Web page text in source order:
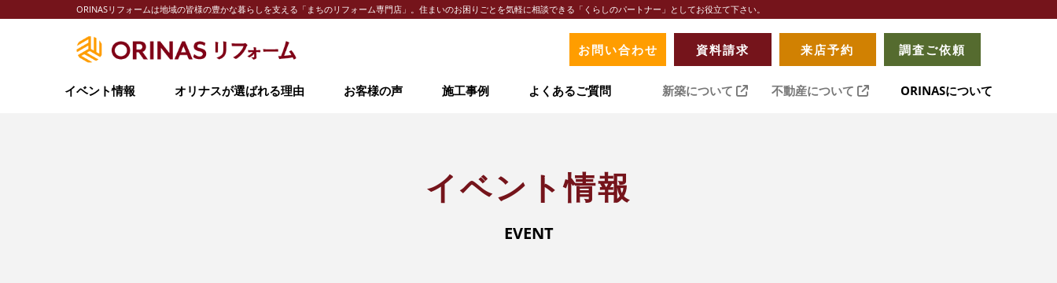
ORINASリフォームは地域の皆様の豊かな暮らしを支える「まちのリフォーム専門店」。住まいのお困りごとを気軽に相談できる「くらしのパートナー」としてお役立て下さい。
お問い合わせ 資料請求 来店予約 調査ご依頼
イベント情報 オリナスが選ばれる理由 お客様の声 施工事例 よくあるご質問 新築について 不動産について ORINASについて
イベント情報
地域密着型サービス
イベント情報
EVENT